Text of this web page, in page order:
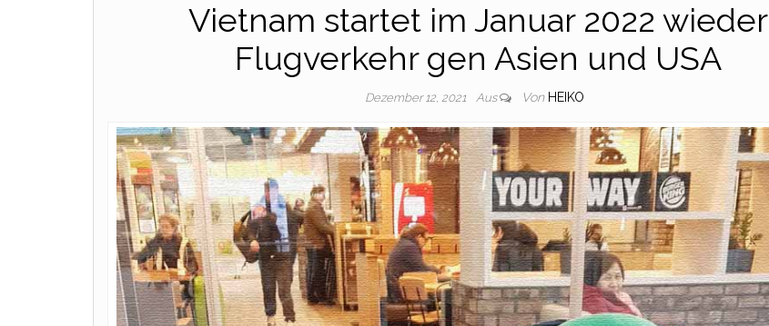
Vietnam startet im Januar 2022 wieder
Flugverkehr gen Asien und USA
Dezember 12, 2021 Aus Von HEIKO